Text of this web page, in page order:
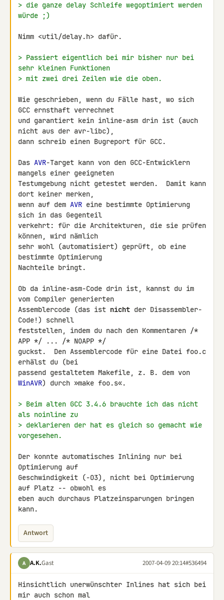
> die ganze delay Schleife wegoptimiert werden
würde ;)
Nimm <util/delay.h> dafür.
> Passiert eigentlich bei mir bisher nur bei
sehr kleinen Funktionen
> mit zwei drei Zeilen wie die oben.
Wie geschrieben, wenn du Fälle hast, wo sich
GCC ernsthaft verrechnet
und garantiert kein inline-asm drin ist (auch
nicht aus der avr-libc),
dann schreib einen Bugreport für GCC.
Das AVR-Target kann von den GCC-Entwicklern
mangels einer geeigneten
Testumgebung nicht getestet werden.  Damit kann
dort keiner merken,
wenn auf dem AVR eine bestimmte Optimierung
sich in das Gegenteil
verkehrt: für die Architekturen, die sie prüfen
können, wird nämlich
sehr wohl (automatisiert) geprüft, ob eine
bestimmte Optimierung
Nachteile bringt.
Ob da inline-asm-Code drin ist, kannst du im
vom Compiler generierten
Assemblercode (das ist nicht der Disassembler-
Code!) schnell
feststellen, indem du nach den Kommentaren /*
APP */ ... /* NOAPP */
guckst.  Den Assemblercode für eine Datei foo.c
erhälst du (bei
WinAVR) durch »make foo.s«.
> Beim alten GCC 3.4.6 brauchte ich das nicht
als noinline zu
> deklarieren der hat es gleich so gemacht wie
vorgesehen.
Der konnte automatisches Inlining nur bei
Optimierung auf
Geschwindigkeit (-O3), nicht bei Optimierung
auf Platz -- obwohl es
eben auch durchaus Platzeinsparungen bringen
kann.
Antwort
A A.K.Gast 2007-04-09 20:14#536494
Hinsichtlich unerwünschter Inlines hat sich bei
mir auch schon mal